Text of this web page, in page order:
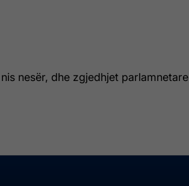
nesër, dhe zgjedhjet parlamnetare